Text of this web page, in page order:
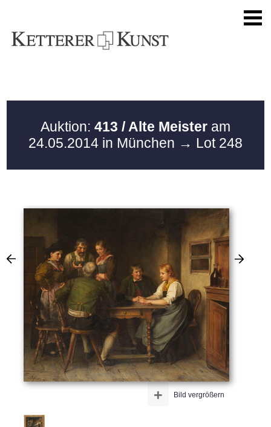
Auktion: 413 / Alte Meister am
24.05.2014 in München → Lot 248
Bild vergrößern
+